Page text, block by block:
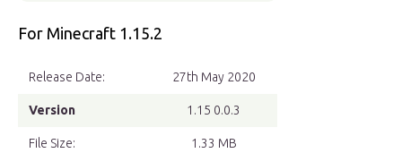
For Minecraft 1.15.2
Release Date: 27th May 2020
Version 1.15 0.0.3
File Size: 1.33 MB